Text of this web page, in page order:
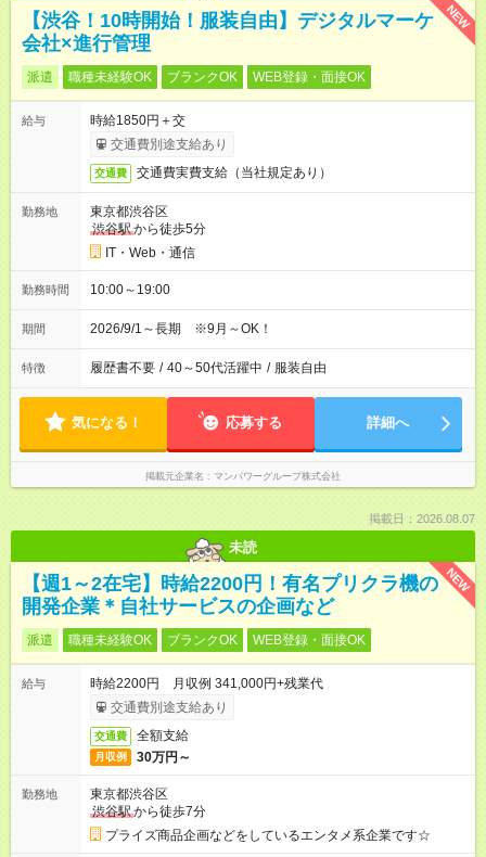
NEW
【渋谷！10時開始！服装自由】デジタルマーケ
会社×進行管理
派遣 職種未経験OK ブランクOK WEB登録・面接OK
給与
時給1850円＋交
交通費別途支給あり
交通費 交通費実費支給（当社規定あり）
勤務地
東京都渋谷区
渋谷駅から徒歩5分
IT・Web・通信
勤務時間 10:00～19:00
期間 2026/9/1～長期 ※9月～OK！
特徴 履歴書不要 / 40～50代活躍中 / 服装自由
気になる！ 応募する 詳細へ
掲載元企業名 マンパワーグループ株式会社
掲載日：2026.08.07
未読
NEW
【週1～2在宅】時給2200円！有名プリクラ機の
開発企業＊自社サービスの企画など
派遣 職種未経験OK ブランクOK WEB登録・面接OK
給与
時給2200円 月収例 341,000円+残業代
交通費別途支給あり
交通費 全額支給
月収例 30万円～
勤務地
東京都渋谷区
渋谷駅から徒歩7分
プライズ商品企画などをしているエンタメ系企業です☆